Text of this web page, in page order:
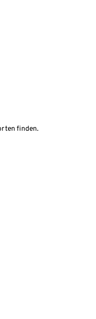
finden.